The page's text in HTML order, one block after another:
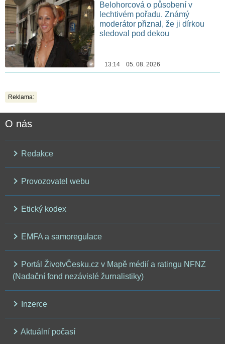
Belohorcová o působení v
lechtivém pořadu. Známý
moderátor přiznal, že ji dírkou
sledoval pod dekou
13:14 05. 08. 2026
Reklama:
O nás
Redakce
Provozovatel webu
Etický kodex
EMFA a samoregulace
Portál ŽivotvČesku.cz v Mapě médií a ratingu NFNZ
(Nadační fond nezávislé žurnalistiky)
Inzerce
Aktuální počasí